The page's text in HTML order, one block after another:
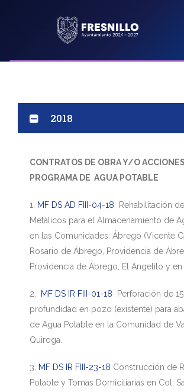
2018
CONTRATOS DE OBRA Y/O
PROGRAMA DE AGUA POTABLE
1. MF DS AD FIII-04-18
Rehabilitación
Metálicos para el Almacenamiento de
en las Comunidades: Ábrego (Vicente
Rosario de Ábrego, Providencia de
Providencia de Ábrego, El Angelito y en
2. MF DS IR FIII-01-18
Perforación de
profundidad en pozo (existente) para
de Agua Potable en la Comunidad de
Quiroga.
3. MF DS IR FIII-23-18 Construcción de
Potable y Tomas Domiciliarias en Col.